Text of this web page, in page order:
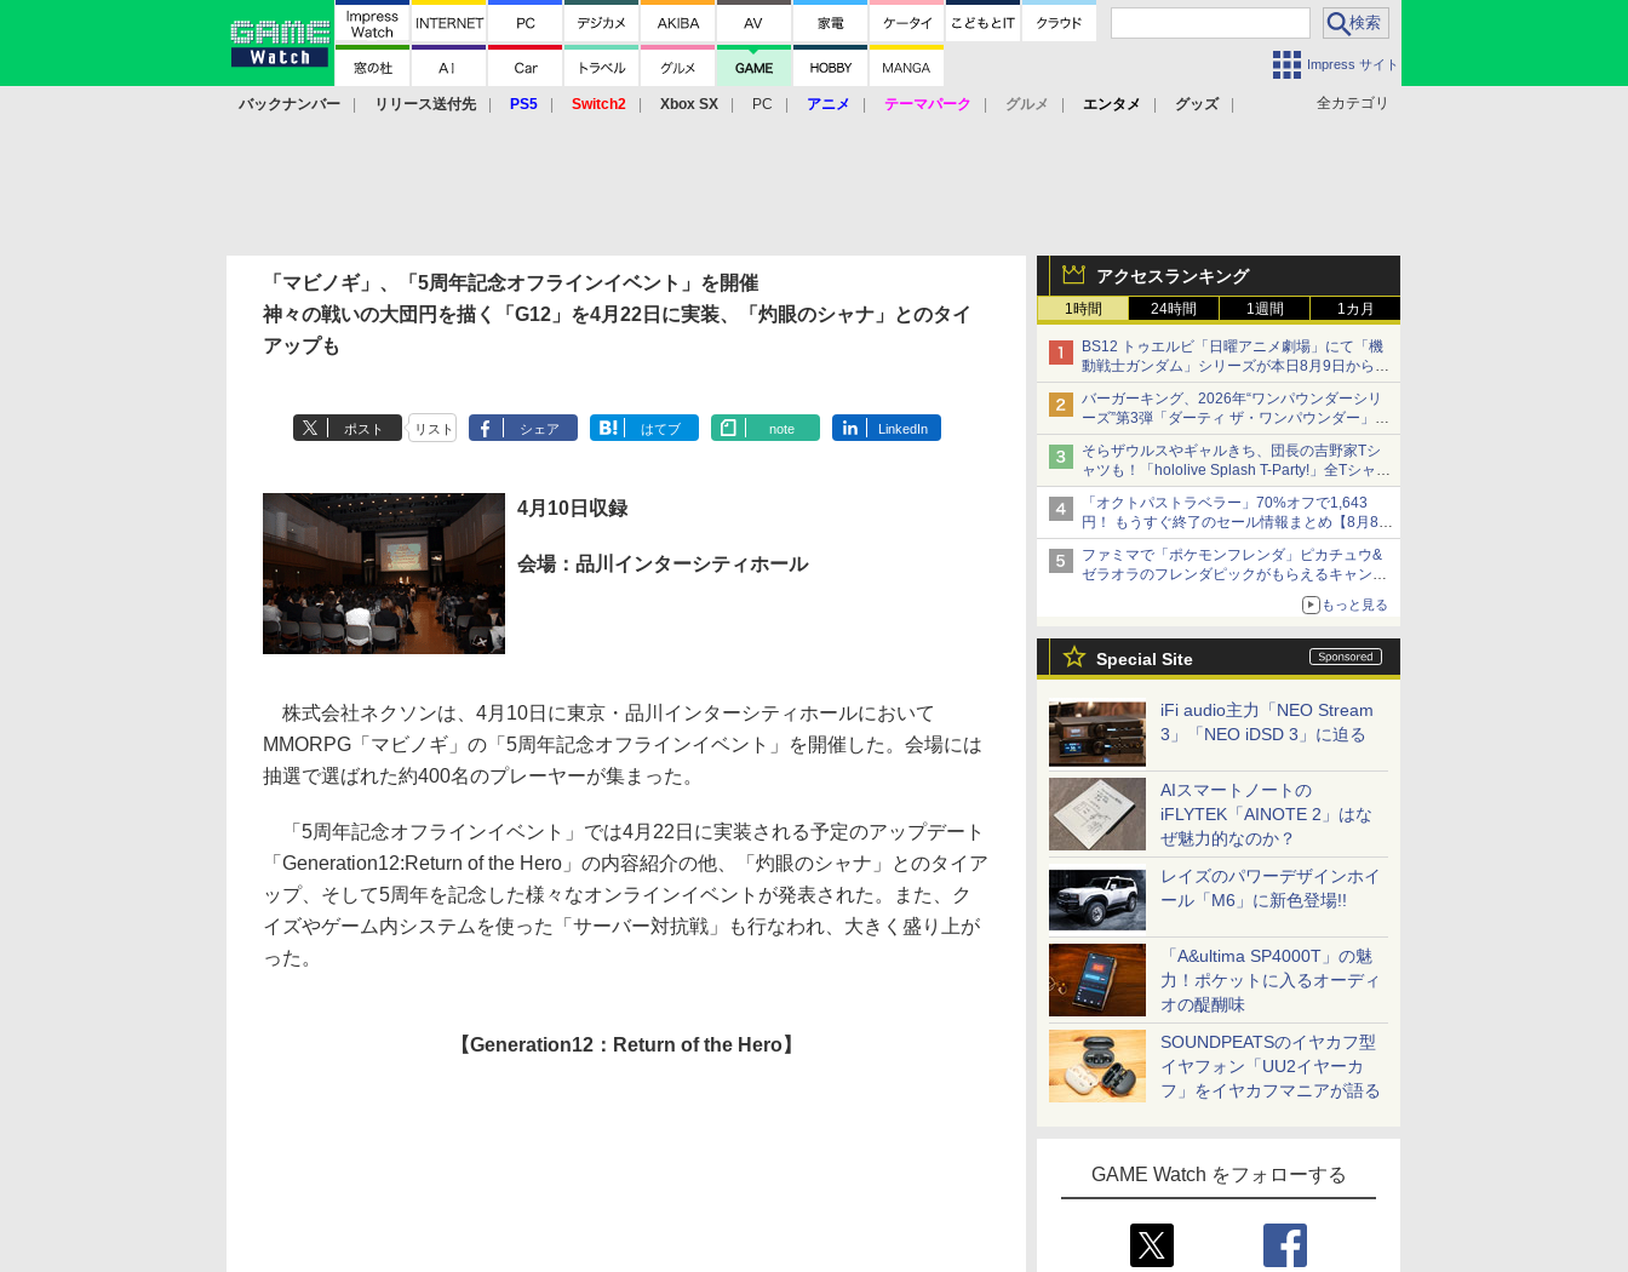
Impress サイト
全カテゴリ
バックナンバー リリース送付先 PS5 Switch2 Xbox SX PC アニメ テーマパーク グルメ エンタメ
グッズ
アクセスランキング
1時間 24時間 1週間 1カ月
BS12 トゥエルビ「日曜アニメ劇場」にて「機
動戦士ガンダム」シリーズが本日8月9日から8
週連続で放送
初回は「機動戦士ガンダム【HDリマスター
版】」
バーガーキング、2026年“ワンパウンダーシリ
ーズ”第3弾「ダーティ ザ・ワンパウンダー」を
8月7日発売
「特製ガーリックマヨソース」を使用した超大
型チーズバーガー
そらザウルスやギャルきち、団長の吉野家Tシ
ャツも！「hololive Splash T-Party!」全Tシャツ
ラインナップ公開＆オンライン販売開始
「オクトパストラベラー」70%オフで1,643
円！ もうすぐ終了のセール情報まとめ【8月8日
更新】
ニンテンドーeショップでは「大神 絶景版」が
67%オフで990円
ファミマで「ポケモンフレンダ」ピカチュウ&
ゼラオラのフレンダピックがもらえるキャンペ
もっと見る
Special Site
iFi audio主力「NEO Stream
3」「NEO iDSD 3」に迫る
AIスマートノートの
iFLYTEK「AINOTE 2」はな
ぜ魅力的なのか？
レイズのパワーデザインホイ
ール「M6」に新色登場!!
「A&ultima SP4000T」の魅
力！ポケットに入るオーディ
オの醍醐味
SOUNDPEATSのイヤカフ型
イヤフォン「UU2イヤーカ
フ」をイヤカフマニアが語る
GAME Watch をフォローする
「マビノギ」、「5周年記念オフラインイベント」を開催
神々の戦いの大団円を描く「G12」を4月22日に実装、「灼眼のシャナ」とのタイ
アップも
ポスト リスト シェア はてブ note LinkedIn
4月10日収録
会場：品川インターシティホール
株式会社ネクソンは、4月10日に東京・品川インターシティホールにおいて
MMORPG「マビノギ」の「5周年記念オフラインイベント」を開催した。会場には
抽選で選ばれた約400名のプレーヤーが集まった。
「5周年記念オフラインイベント」では4月22日に実装される予定のアップデート
「Generation12:Return of the Hero」の内容紹介の他、「灼眼のシャナ」とのタイア
ップ、そして5周年を記念した様々なオンラインイベントが発表された。また、ク
イズやゲーム内システムを使った「サーバー対抗戦」も行なわれ、大きく盛り上が
った。
【Generation12：Return of the Hero】